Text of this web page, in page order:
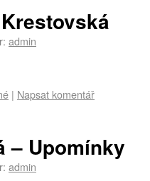
admin
| Napsat komentář
– Upomínky
admin